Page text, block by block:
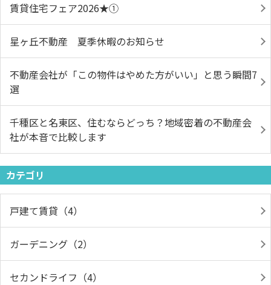
賃貸住宅フェア2026★①
星ヶ丘不動産 夏季休暇のお知らせ
不動産会社が「この物件はやめた方がいい」と思う瞬間7
選
千種区と名東区、住むならどっち？地域密着の不動産会
社が本音で比較します
カテゴリ
戸建て賃貸（4）
ガーデニング（2）
セカンドライフ（4）